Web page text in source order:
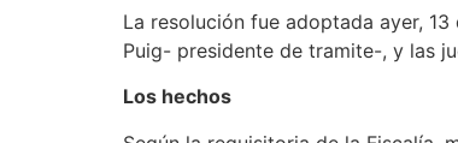
La resolución fue adoptada ayer,
Puig- presidente de tramite-, y las
Los hechos